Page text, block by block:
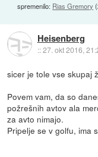
spremenilo: Rias Gremory (
Heisenberg
::27. okt 2016,
sicer je tole vse skupaj
Povem vam, da so
požrešnih avtov ala
za avto nimajo.
Pripelje se v golfu, ima